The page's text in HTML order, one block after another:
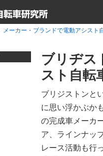
メーカー・ブランドで電動アシスト
ブリヂス
スト自転
ブリジストンと
に思い浮かぶか
の完成車メーカ
ア、ラインナッ
レース活動も行